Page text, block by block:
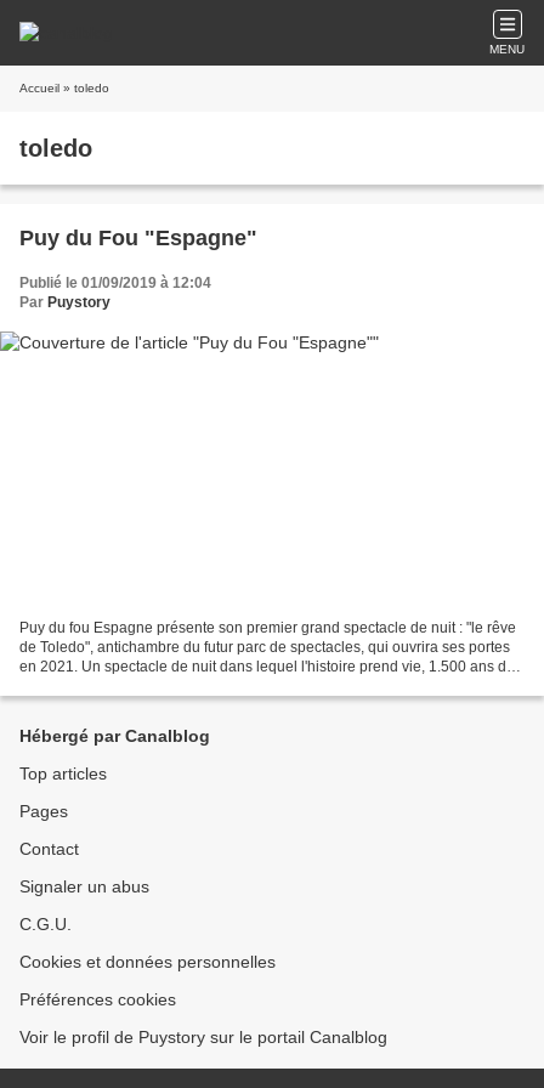
MENU
Accueil » toledo
toledo
Puy du Fou "Espagne"
Publié le 01/09/2019 à 12:04
Par Puystory
Puy du fou Espagne présente son premier grand spectacle de nuit : "le rêve
de Toledo", antichambre du futur parc de spectacles, qui ouvrira ses portes
en 2021. Un spectacle de nuit dans lequel l'histoire prend vie, 1.500 ans de
Hébergé par Canalblog
Top articles
Pages
Contact
Signaler un abus
C.G.U.
Cookies et données personnelles
Préférences cookies
Voir le profil de Puystory sur le portail Canalblog